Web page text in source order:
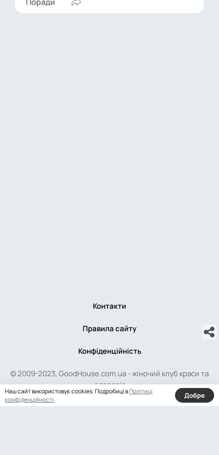
© 2009-2023, GoodHouse.com.ua - жіночий клуб краси та
здоров'я
Контакти
Правила сайту
Конфіденційність
Наш сайт використовує cookies. Подробиці вПолітиці
конфіденційності. Добре